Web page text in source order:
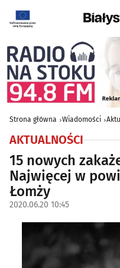
Strona główna Wiadomości
AKTUALNOŚCI
15 nowych
Najwięcej w
Łomży
2020.06.20 10:45